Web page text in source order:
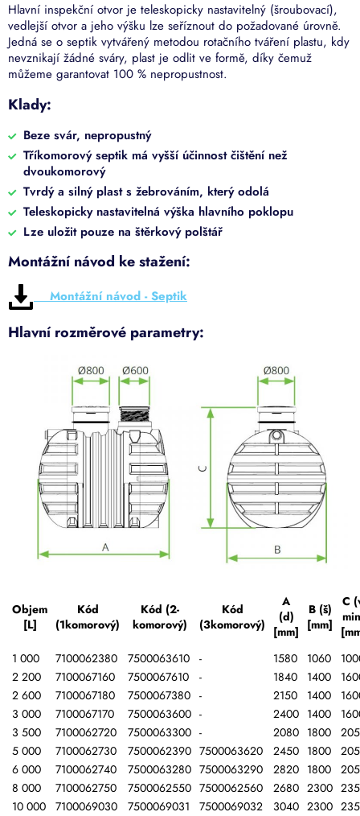
Hlavní inspekční otvor je teleskopicky nastavitelný (šroubovací),
vedlejší otvor a jeho výšku lze seříznout do požadované úrovně.
Jedná se o septik vytvářený metodou rotačního tváření plastu, kdy
nevznikají žádné sváry, plast je odlit ve formě, díky čemuž
můžeme garantovat 100 % nepropustnost.
Klady:
Beze svár, nepropustný
Tříkomorový septik má vyšší účinnost čištění než
dvoukomorový
Tvrdý a silný plast s žebrováním, který odolá
Teleskopicky nastavitelná výška hlavního poklopu
Lze uložit pouze na štěrkový polštář
Montážní návod ke stažení:
Montážní návod - Septik
Hlavní rozměrové parametry:
Objem
[L]
Kód
(1komorový)
Kód (2-
komorový)
Kód
(3komorový)
A
(d)
[mm]
B (š)
[mm]
C
1 000
7100062380 7500063610 - 1580 1060
2 200
7100067160 7500067610 - 1840 1400
2 600
7100067180 7500067380 - 2150 1400
3 000
7100067170 7500063600 - 2400 1400
3 500
7100062720 7500063300 - 2080 1800
5 000
7100062730 7500062390 7500063620 2450 1800
6 000
7100062740 7500063280 7500063290 2820 1800
8 000
7100062750 7500062550 7500062560 2680 2300
10 000 7100069030 7500069031 7500069032 3040 2300